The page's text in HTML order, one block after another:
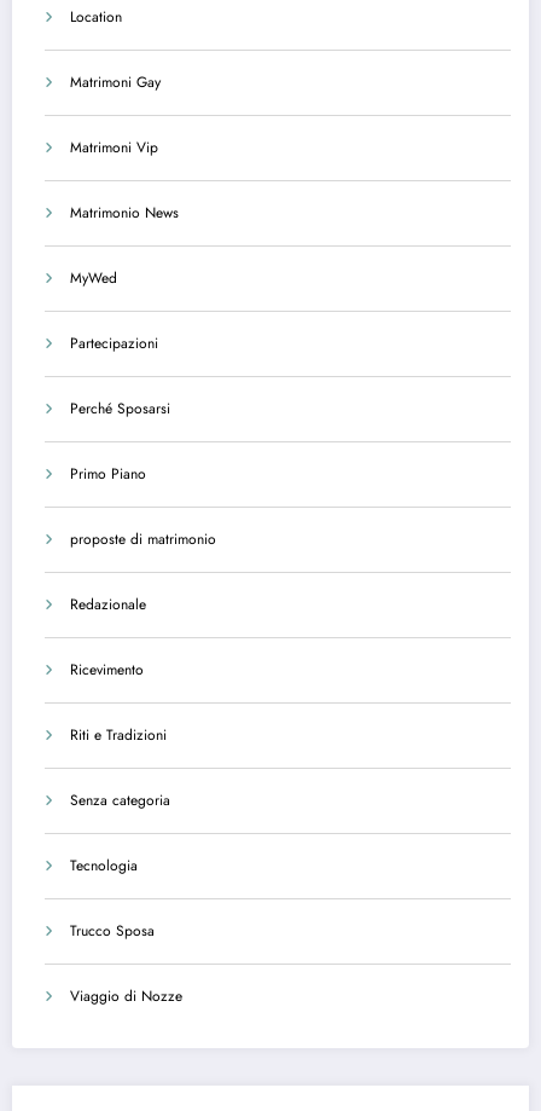
Location
Matrimoni Gay
Matrimoni Vip
Matrimonio News
MyWed
Partecipazioni
Perché Sposarsi
Primo Piano
proposte di matrimonio
Redazionale
Ricevimento
Riti e Tradizioni
Senza categoria
Tecnologia
Trucco Sposa
Viaggio di Nozze